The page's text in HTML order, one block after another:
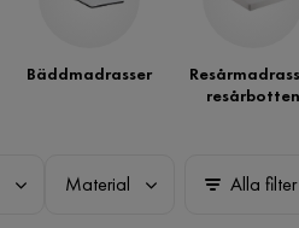
Bäddmadrasser
resårbotten
Material Alla filter